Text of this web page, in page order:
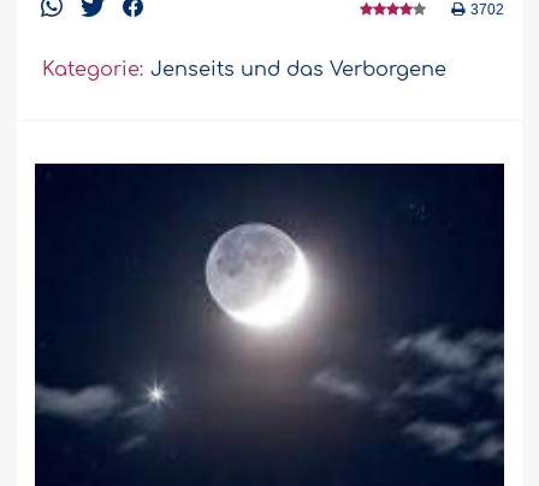
3702
Kategorie: Jenseits und das Verborgene